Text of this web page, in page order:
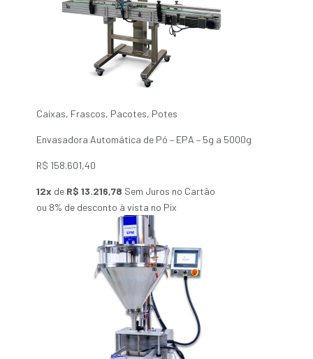
Caixas, Frascos, Pacotes, Potes
Envasadora Automática de Pó – EPA – 5g a 5000g
R$ 158.601,40
12x de R$ 13.216,78 Sem Juros no Cartão
ou 8% de desconto à vista no Pix